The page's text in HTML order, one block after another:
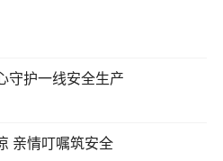
守护一线安全生产
亲情叮嘱筑安全